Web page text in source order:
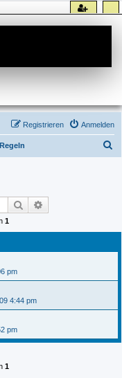
Anmelden
Registrieren
Regeln
Suche
1
pm
4:44 pm
pm
1